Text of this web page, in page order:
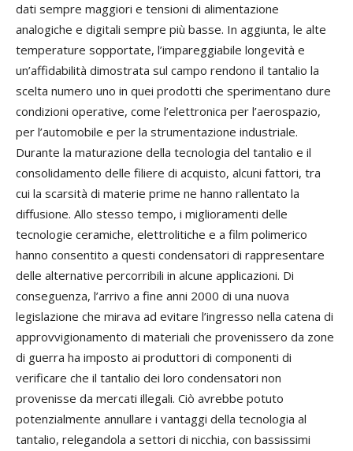
dati sempre maggiori e tensioni di alimentazione
analogiche e digitali sempre più basse. In aggiunta, le alte
temperature sopportate, l’impareggiabile longevità e
un’affidabilità dimostrata sul campo rendono il tantalio la
scelta numero uno in quei prodotti che sperimentano dure
condizioni operative, come l’elettronica per l’aerospazio,
per l’automobile e per la strumentazione industriale.
Durante la maturazione della tecnologia del tantalio e il
consolidamento delle filiere di acquisto, alcuni fattori, tra
cui la scarsità di materie prime ne hanno rallentato la
diffusione. Allo stesso tempo, i miglioramenti delle
tecnologie ceramiche, elettrolitiche e a film polimerico
hanno consentito a questi condensatori di rappresentare
delle alternative percorribili in alcune applicazioni. Di
conseguenza, l’arrivo a fine anni 2000 di una nuova
legislazione che mirava ad evitare l’ingresso nella catena di
approvvigionamento di materiali che provenissero da zone
di guerra ha imposto ai produttori di componenti di
verificare che il tantalio dei loro condensatori non
provenisse da mercati illegali. Ciò avrebbe potuto
potenzialmente annullare i vantaggi della tecnologia al
tantalio, relegandola a settori di nicchia, con bassissimi